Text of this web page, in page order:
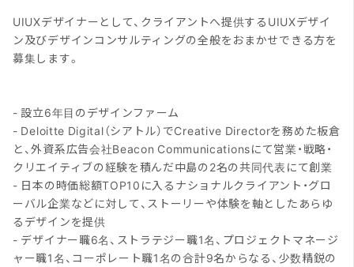
UIUXデザイナーとして、クライアントへ提供するUIUXデザイ
ン及びデザインコンサルティングの全般をおまかせできる方を
募集します。
- 設立6年目のデザインファーム
- Deloitte Digital（シアトル）でCreative Directorを務めた板倉
と、外資系広告会社Beacon Communicationsにて営業・戦略・
クリエイティブの経験を積んだ中島の2名の共同代表にて創業
- 日本の時価総額TOP10に入るナショナルクライアント・グロ
ーバル企業などに対して、ストーリーや体験を軸としたあらゆ
るデザインを提供
- デザイナー職6名、ストラテジー職1名、プロジェクトマネージ
ャー職1名、コーポレート職1名の合計9名からなる、少数精鋭の